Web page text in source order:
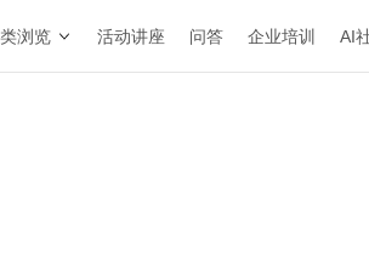
浏览 活动讲座 问答 企业培训 AI